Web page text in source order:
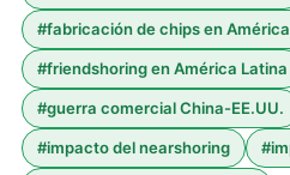
#fabricación de chips en
#friendshoring en América Latina
#guerra comercial China-EE.UU.
#impacto del nearshoring #